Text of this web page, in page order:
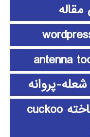
پروانه
الگوریتم جستجوی فاخته cuckoo